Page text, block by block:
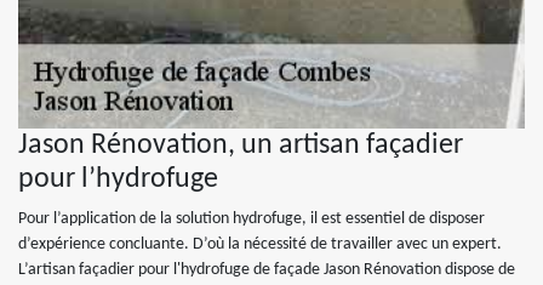
Jason Rénovation, un artisan façadier
pour l’hydrofuge
Pour l’application de la solution hydrofuge, il est essentiel de disposer
d’expérience concluante. D’où la nécessité de travailler avec un expert.
L’artisan façadier pour l'hydrofuge de façade Jason Rénovation dispose de